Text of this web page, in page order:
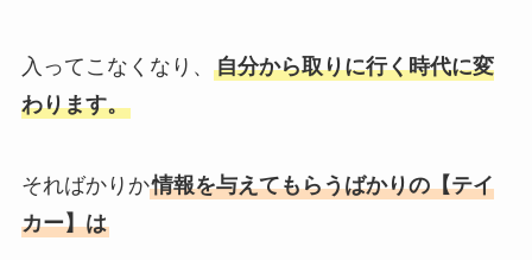
入ってこなくなり、 自分から取りに行く時代に変
わります。
そればかりか情報を与えてもらうばかりの【テイ
カー】は